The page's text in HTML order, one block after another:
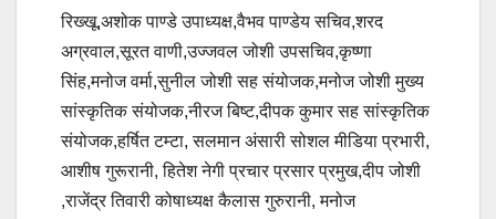
रिख्खू,अशोक पाण्डे उपाध्यक्ष,वैभव पाण्डेय सचिव,शरद
अग्रवाल,सूरत वाणी,उज्जवल जोशी उपसचिव,कृष्णा
सिंह,मनोज वर्मा,सुनील जोशी सह संयोजक,मनोज जोशी मुख्य
सांस्कृतिक संयोजक,नीरज बिष्ट,दीपक कुमार सह सांस्कृतिक
संयोजक,हर्षित टम्टा, सलमान अंसारी सोशल मीडिया प्रभारी,
आशीष गुरूरानी, हितेश नेगी प्रचार प्रसार प्रमुख,दीप जोशी
,राजेंद्र तिवारी कोषाध्यक्ष कैलास गुरुरानी, मनोज